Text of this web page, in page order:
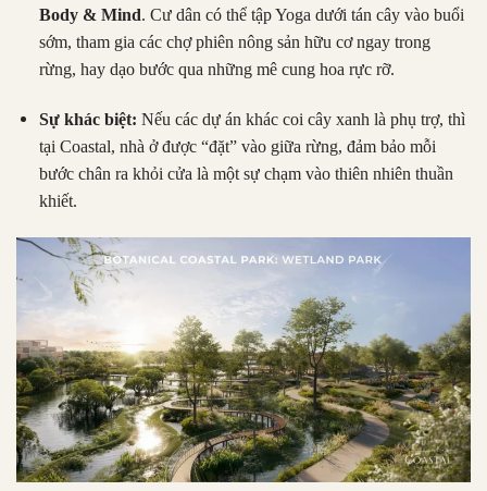
Body & Mind. Cư dân có thể tập Yoga dưới tán cây vào buổi
sớm, tham gia các chợ phiên nông sản hữu cơ ngay trong
rừng, hay dạo bước qua những mê cung hoa rực rỡ.
Sự khác biệt: Nếu các dự án khác coi cây xanh là phụ trợ, thì
tại Coastal, nhà ở được “đặt” vào giữa rừng, đảm bảo mỗi
bước chân ra khỏi cửa là một sự chạm vào thiên nhiên thuần
khiết.